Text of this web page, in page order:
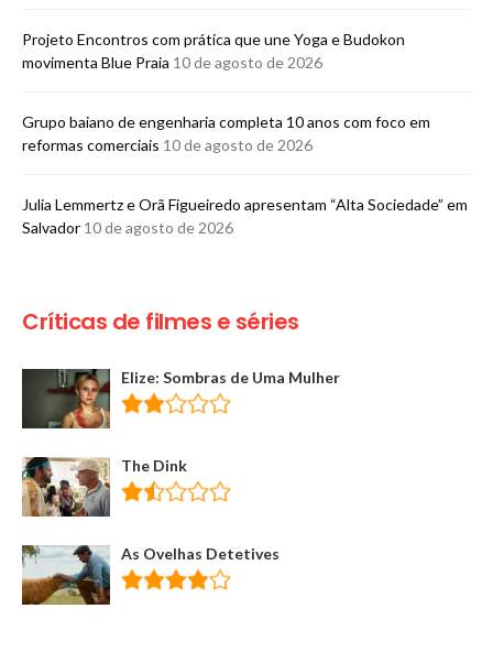
​Projeto Encontros com prática que une Yoga e Budokon
movimenta Blue Praia 10 de agosto de 2026
Grupo baiano de engenharia completa 10 anos com foco em
reformas comerciais 10 de agosto de 2026
Julia Lemmertz e Orã Figueiredo apresentam “Alta Sociedade” em
Salvador 10 de agosto de 2026
Críticas de filmes e séries
Elize: Sombras de Uma Mulher
The Dink
As Ovelhas Detetives